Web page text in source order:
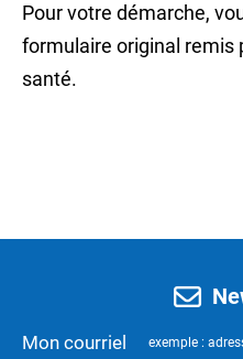
Pour votre démarche,
formulaire original remis
santé.
Mon courriel